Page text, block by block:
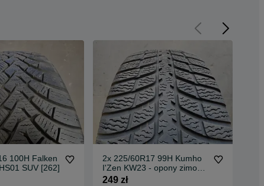
100H Falken
SUV [262]
2x 225/60R17 99H Kumho
I'Zen KW23 - opony zimowe
[501]
249 zł